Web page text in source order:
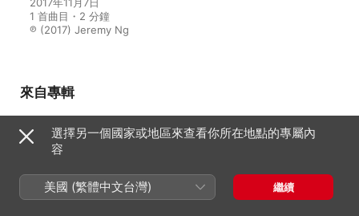
1 首曲目・2 分鐘
℗ (2017) Jeremy Ng
來自專輯
Jeremy Ng
選擇另一個國家或地區來查看你所在地點的專屬內
容
美國 (繁體中文台灣) 繼續